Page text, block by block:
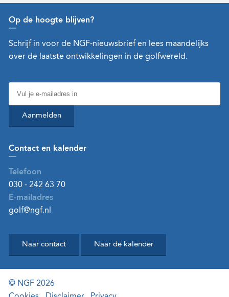
Op de hoogte blijven?
Schrijf in voor de NGF-nieuwsbrief en lees maandelijks
over de laatste ontwikkelingen in de golfwereld.
Aanmelden
Contact en kalender
Telefoon
030 - 242 63 70
E-mailadres
golf@ngf.nl
Naar contact Naar de kalender
© NGF 2026